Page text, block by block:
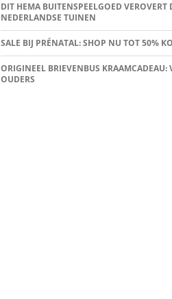
DIT HEMA BUITENSPEELGOED VEROVERT
NEDERLANDSE TUINEN
SALE BIJ PRÉNATAL: SHOP NU TOT 50%
ORIGINEEL BRIEVENBUS KRAAMCADEAU:
OUDERS